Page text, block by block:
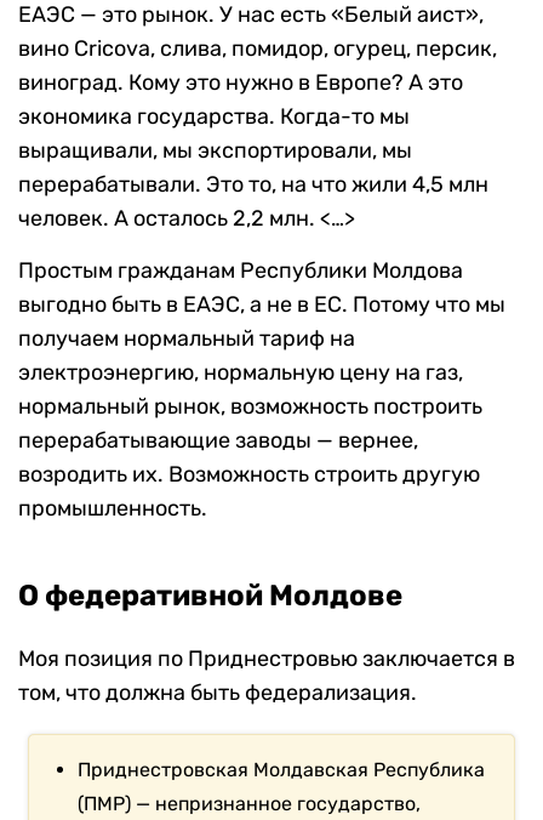
ЕАЭС — это рынок. У нас есть «Белый аист»,
вино Cricova, слива, помидор, огурец, персик,
виноград. Кому это нужно в Европе? А это
экономика государства. Когда-то мы
выращивали, мы экспортировали, мы
перерабатывали. Это то, на что жили 4,5 млн
человек. А осталось 2,2 млн. <…>
Простым гражданам Республики Молдова
выгодно быть в ЕАЭС, а не в ЕС. Потому что мы
получаем нормальный тариф на
электроэнергию, нормальную цену на газ,
нормальный рынок, возможность построить
перерабатывающие заводы — вернее,
возродить их. Возможность строить другую
промышленность.
О федеративной Молдове
Моя позиция по Приднестровью заключается в
том, что должна быть федерализация.
Приднестровская Молдавская Республика
(ПМР) — непризнанное государство,